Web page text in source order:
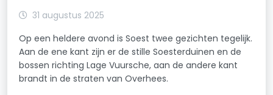
31 augustus 2025
Op een heldere avond is Soest twee gezichten tegelijk.
Aan de ene kant zijn er de stille Soesterduinen en de
bossen richting Lage Vuursche, aan de andere kant
brandt in de straten van Overhees.